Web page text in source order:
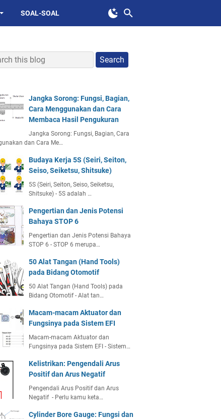
SOAL-SOAL
Jangka Sorong: Fungsi, Bagian,
Cara Menggunakan dan Cara
Membaca Hasil Pengukuran
Jangka Sorong: Fungsi, Bagian, Cara
dan Cara Me…
Budaya Kerja 5S (Seiri, Seiton,
Seiso, Seiketsu, Shitsuke)
5S (Seiri, Seiton, Seiso, Seiketsu,
Shitsuke) - 5S adalah …
Pengertian dan Jenis Potensi
Bahaya STOP 6
Pengertian dan Jenis Potensi Bahaya
STOP 6 - STOP 6 merupa…
50 Alat Tangan (Hand Tools)
pada Bidang Otomotif
50 Alat Tangan (Hand Tools) pada
Bidang Otomotif - Alat tan…
Macam-macam Aktuator dan
Fungsinya pada Sistem EFI
Macam-macam Aktuator dan
Fungsinya pada Sistem EFI - Sistem…
Kelistrikan: Pengendali Arus
Positif dan Arus Negatif
Pengendali Arus Positif dan Arus
Negatif - Perlu kamu keta…
Cylinder Bore Gauge: Fungsi dan